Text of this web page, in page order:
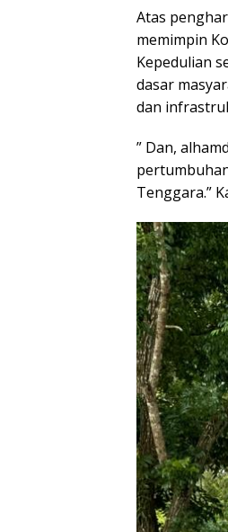
Atas
memimpin
Kepedulian
dasar
dan
” Dan,
Tenggara.”